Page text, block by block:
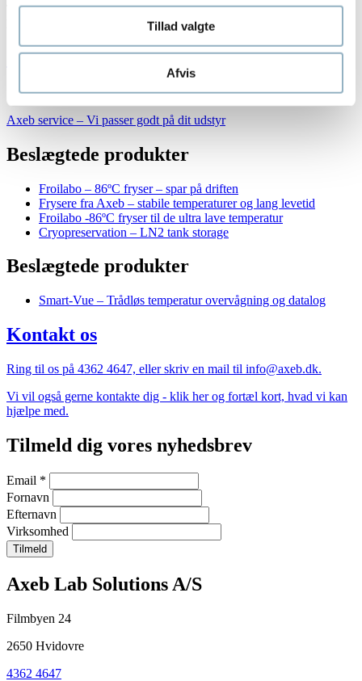
Tillad valgte
Afvis
Tags:-86c fryserfrysereHERAfreezeNyhedsbreveVærd at Vide
Ultra Low Temparature Freezers -86 °C
Service
Axeb service – Vi passer godt på dit udstyr
Beslægtede produkter
Froilabo – 86ºC fryser – spar på driften
Frysere fra Axeb – stabile temperaturer og lang levetid
Froilabo -86ºC fryser til de ultra lave temperatur
Cryopreservation – LN2 tank storage
Beslægtede produkter
Smart-Vue – Trådløs temperatur overvågning og datalog
Kontakt os
Ring til os på 4362 4647, eller skriv en mail til info@axeb.dk.
Vi vil også gerne kontakte dig - klik her og fortæl kort, hvad vi kan
hjælpe med.
Tilmeld dig vores nyhedsbrev
Email *
Fornavn
Efternavn
Virksomhed
Company
information
and
Axeb Lab Solutions A/S
Filmbyen 24
2650 Hvidovre
4362 4647